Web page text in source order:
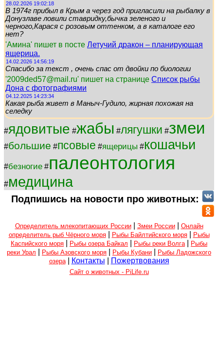
28.02.2026 19:02:18
В 1974г прибыл в Крым а через год пригласили на рыбалку в
Донузлаве ловили ставридку,бычка зеленого и
черного,Карася с розовым оттенком, а в каталоге его
нет?
'Амина' пишет в посте Летучий дракон – планирующая
ящерица.
14.02.2026 14:56:19
Спасибо за текст , очень спас от двойки по биологии
'2009ded57@mail.ru' пишет на странице Список рыбы
Дона с фотографиями
04.12.2025 14:23:34
Какая рыба живет в Маныч-Гудило, жирная похожая на
селедку
#ядовитые #жабы #лягушки #змеи
#большие #псовые #ящерицы #кошачьи
#безногие #палеонтология
#медицина
Подпишись на новости про животных:
Определитель млекопитающих России| Змеи России| Онлайн
определитель рыб Чёрного моря| Рыбы Байлтийского моря|
Рыбы
Каспийского моря
Рыбы озера Байкал Рыбы реки Волга
Рыбы
реки Урал
Рыбы Азовского моря Рыбы Кубани
Рыбы Ладожского
озера| Контакты Пожертвования
Сайт о животных - PiLife.ru